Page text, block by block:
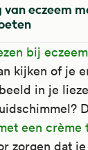
van eczeem
bij eczeem
kijken of je
in je
een crème
zorgen dat